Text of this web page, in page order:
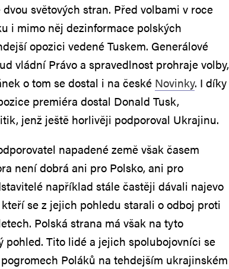
světových stran. Před volbami v roce
i mimo něj dezinformace polských
opozici vedené Tuskem. Generálové
vládní Právo a spravedlnost prohraje volby,
o tom se dostal i na české Novinky. I díky
premiéra dostal Donald Tusk,
jenž ještě horlivěji podporoval Ukrajinu.
napadené země však časem
není dobrá ani pro Polsko, ani pro
například stále častěji dávali najevo
se z jejich pohledu starali o odboj proti
Polská strana má však na tyto
pohled. Tito lidé a jejich spolubojovníci se
Poláků na tehdejším ukrajinském